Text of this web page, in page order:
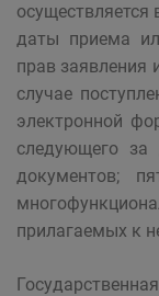
даты приема
прав заявления
случае
электронной
следующего за
документов;
прилагаемых к